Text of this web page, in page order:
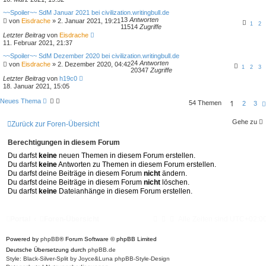
~~Spoiler~~ SdM Januar 2021 bei civilization.writingbull.de
von Eisdrache » 2. Januar 2021, 19:21 1 2
13 Antworten
11514 Zugriffe
Letzter Beitrag von Eisdrache
11. Februar 2021, 21:37
~~Spoiler~~ SdM Dezember 2020 bei civilization.writingbull.de
von Eisdrache » 2. Dezember 2020, 04:42 1 2 3
24 Antworten
20347 Zugriffe
Letzter Beitrag von h19c0
18. Januar 2021, 15:05
Neues Thema 54 Themen 1 2 3
Zurück zur Foren-Übersicht Gehe zu
Berechtigungen in diesem Forum
Du darfst keine neuen Themen in diesem Forum erstellen.
Du darfst keineAntworten zu Themen in diesem Forum erstellen.
Du darfst deine Beiträge in diesem Forum nicht ändern.
Du darfst deine Beiträge in diesem Forum nicht löschen.
Du darfst keine Dateianhänge in diesem Forum erstellen.
Powered by phpBB® Forum Software © phpBB Limited
Deutsche Übersetzung durch phpBB.de
Style: Black-Silver-Split by Joyce&Luna phpBB-Style-Design